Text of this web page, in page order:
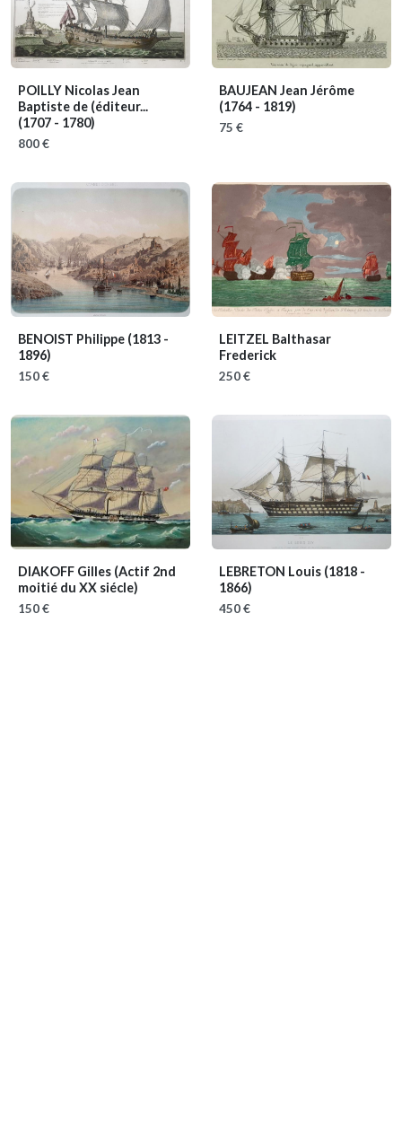
POILLY Nicolas Jean
Baptiste de (éditeur...
(1707 - 1780)
800 €
BAUJEAN Jean Jérôme
(1764 - 1819)
75 €
BENOIST Philippe (1813 -
1896)
150 €
LEITZEL Balthasar
Frederick
250 €
DIAKOFF Gilles (Actif 2nd
moitié du XX siécle)
150 €
LEBRETON Louis (1818 -
1866)
450 €